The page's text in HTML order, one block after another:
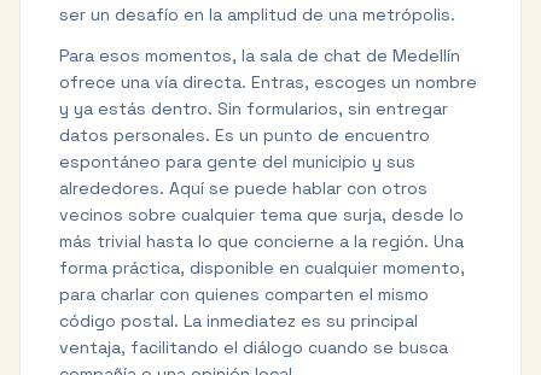
ser un desafío en la amplitud de una metrópolis.
Para esos momentos, la sala de chat de Medellín
ofrece una vía directa. Entras, escoges un nombre
y ya estás dentro. Sin formularios, sin entregar
datos personales. Es un punto de encuentro
espontáneo para gente del municipio y sus
alrededores. Aquí se puede hablar con otros
vecinos sobre cualquier tema que surja, desde lo
más trivial hasta lo que concierne a la región. Una
forma práctica, disponible en cualquier momento,
para charlar con quienes comparten el mismo
código postal. La inmediatez es su principal
ventaja, facilitando el diálogo cuando se busca